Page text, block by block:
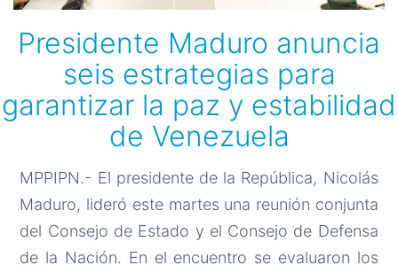
Presidente Maduro anuncia
seis estrategias para
garantizar la paz y estabilidad
de Venezuela
MPPIPN.- El presidente de la República, Nicolás
Maduro, lideró este martes una reunión conjunta
del Consejo de Estado y el Consejo de Defensa
de la Nación. En el encuentro se evaluaron los